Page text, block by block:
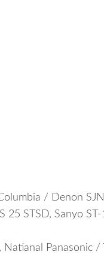
/ Denon
25 STSD, Sanyo
Panasonic /